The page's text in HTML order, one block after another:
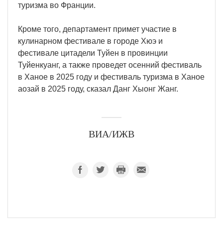
туризма во Франции.
Кроме того, департамент примет участие в
кулинарном фестивале в городе Хюэ и
фестивале цитадели Туйен в провинции
Туйенкуанг, а также проведет осенний фестиваль
в Ханое в 2025 году и фестиваль туризма в Ханое
аозай в 2025 году, сказал Данг Хыонг Жанг.
ВИА/ИЖВ